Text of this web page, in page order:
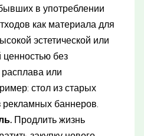
в употреблении
как материала для
эстетической или
без
или
стол из старых
рекламных баннеров.
Продлить жизнь